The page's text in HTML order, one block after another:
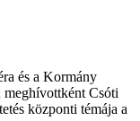
és a Kormány
Csóti
központi témája a